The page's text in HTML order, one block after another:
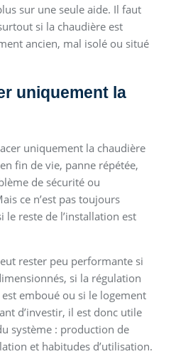
sur une seule aide. Il faut
si la chaudière est
ancien, mal isolé ou situé
uniquement la
uniquement la chaudière
fin de vie, panne répétée,
de sécurité ou
ce n’est pas toujours
le reste de l’installation est
rester peu performante si
si la régulation
emboué ou si le logement
d’investir, il est donc utile
système : production de
et habitudes d’utilisation.